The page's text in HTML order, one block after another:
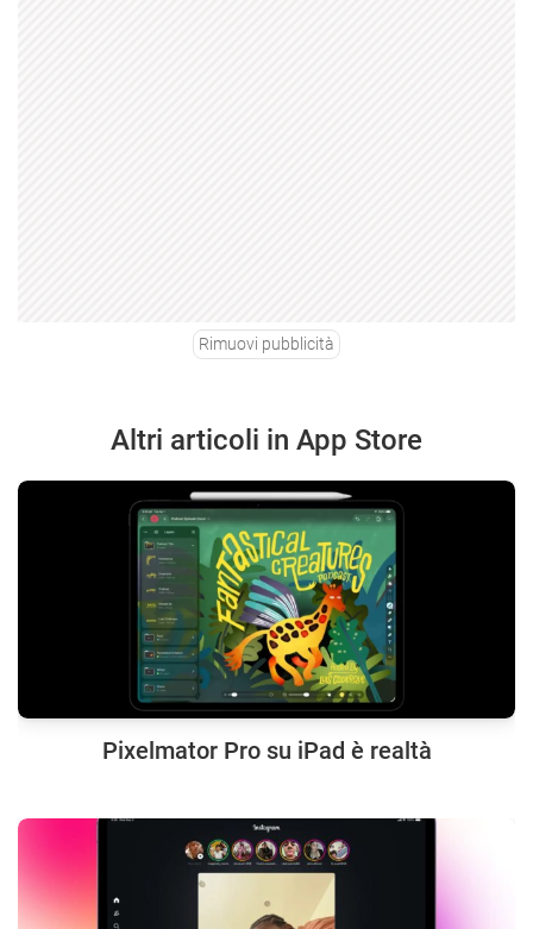
Rimuovi pubblicità
Altri articoli in App Store
Pixelmator Pro su iPad è realtà